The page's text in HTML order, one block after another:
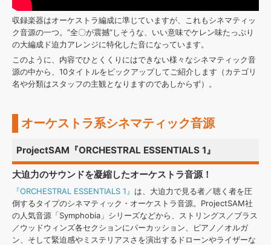
収録楽器はオーケストラ編成に準じていますが、これもシネマティッ
ク音源の一つ。”全〇が震撼”しそうな、いい意味でケレン味たっぷり
の大編成ド迫力アレンジに特化した音になっています。
このように、内容でひとくくりにはできない様々なシネマティック音
源の中から、10タイトルをピックアップしてご紹介します（カテゴリ
名や分類はスタッフの主観となりますのであしからず）。
オーケストラ系シネマティック音源
ProjectSAM『ORCHESTRAL ESSENTIALS 1』
大迫力のサウンドを凝縮したオーケストラ音源！
『ORCHESTRAL ESSENTIALS 1』 は、大迫力で見る者／聴く者を圧
倒するタイプのシネマティック・オーケストラ音源。ProjectSAM社
の人気音源「Symphobia」シリーズなどから、ストリングス／ブラス
／ウッドウィンズ各セクションにパーカッション、ピアノ／オルガ
ン、そして緊迫感やミステリアスさを演出するドローンやライザーな